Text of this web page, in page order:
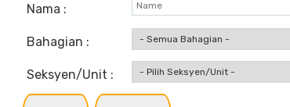
Nama :
Bahagian :
Seksyen/Unit :